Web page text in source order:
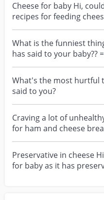
Cheese for baby Hi,
recipes for feeding
baby? (If you f...
What is the funniest
has said to your baby??
What's the most hurtful
said to you?
Craving a lot of
for ham and cheese
anything ham and...
Preservative in cheese
for baby as it has